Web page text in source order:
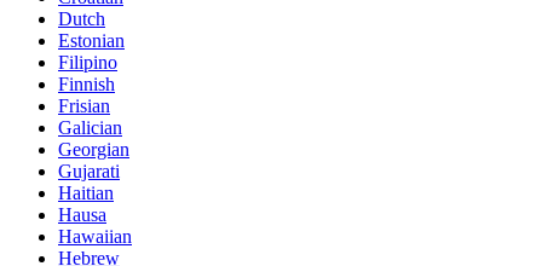
Dutch
Estonian
Filipino
Finnish
Frisian
Galician
Georgian
Gujarati
Haitian
Hausa
Hawaiian
Hebrew